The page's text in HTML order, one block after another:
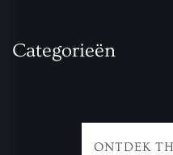
Categorieën
ONTDEK